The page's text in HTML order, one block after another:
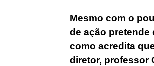
Mesmo com o
de ação
como acredita
diretor, professor